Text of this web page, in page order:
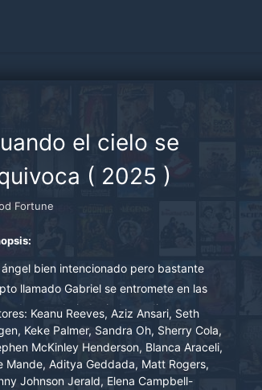
el cielo se
( 2025 )
Fortune
ángel bien intencionado pero bastante
llamado Gabriel se entromete en las
de un trabajador independiente con
y de un rico capitalista.
Keanu Reeves, Aziz Ansari, Seth
Keke Palmer, Sandra Oh, Sherry Cola,
McKinley Henderson, Blanca Araceli,
Mande, Aditya Geddada, Matt Rogers,
Johnson Jerald, Elena Campbell-